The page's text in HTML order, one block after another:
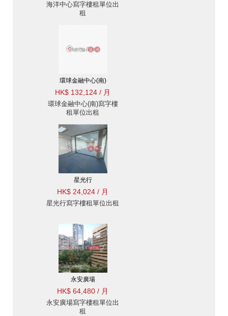
海洋中心寫字樓租單位出
租
環球金融中心(南)
HK$ 132,124 / 月
環球金融中心(南)寫字樓
租單位出租
星光行
HK$ 24,024 / 月
星光行寫字樓租單位出租
永安廣場
HK$ 64,480 / 月
永安廣場寫字樓租單位出
租